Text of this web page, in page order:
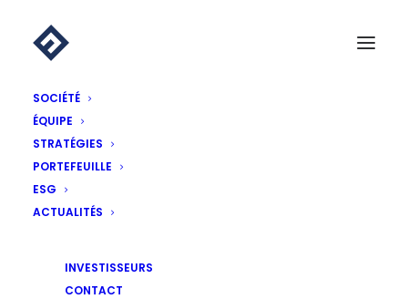
SOCIÉTÉ
ÉQUIPE
STRATÉGIES
PORTEFEUILLE
ESG
ACTUALITÉS
INVESTISSEURS
CONTACT